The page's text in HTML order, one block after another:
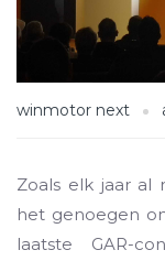
winmotor next
Zoals elk jaar al
het genoegen
laatste GAR-